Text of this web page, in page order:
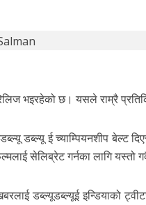
भइरहेको छ। यसले राम्रै
डब्ल्यू ई च्याम्पियनशीप बेल्ट
सेलिब्रेट गर्नका लागि यस्तो
डब्ल्यूडब्ल्यूई इन्डियाको